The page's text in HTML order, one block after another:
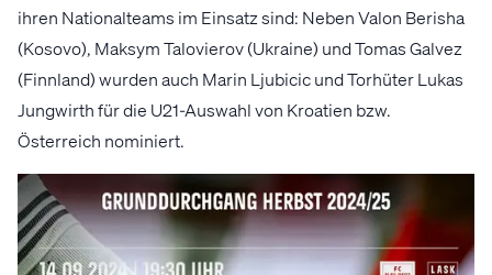
ihren Nationalteams im Einsatz sind: Neben Valon Berisha
(Kosovo), Maksym Talovierov (Ukraine) und Tomas Galvez
(Finnland) wurden auch Marin Ljubicic und Torhüter Lukas
Jungwirth für die U21-Auswahl von Kroatien bzw.
Österreich nominiert.